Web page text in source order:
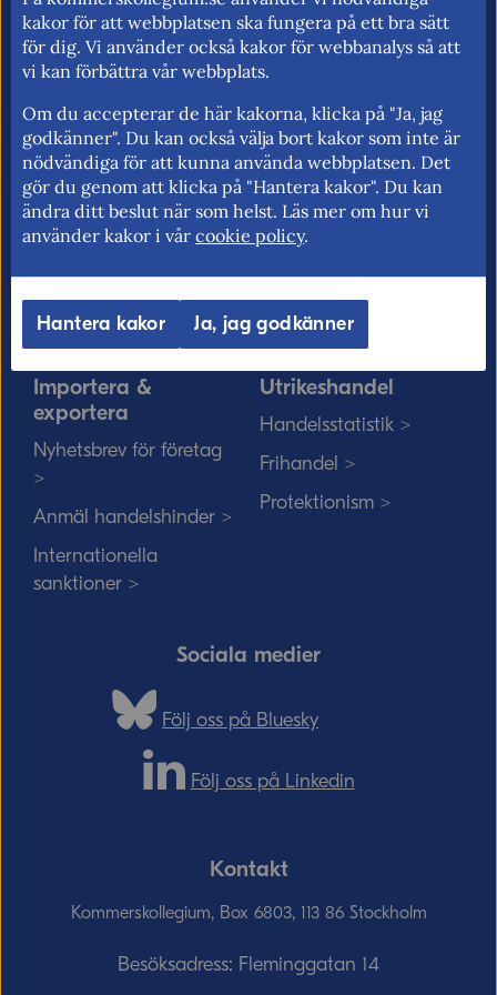
för fri rörlighet på EU:s inre marknad.
Kommerskollegium
Jobba hos oss >
Sök medarbetare >
Vårt uppdrag på
minoritetsspråk och
teckenspråk >
EU-rätten
Utan personnummer i
Sverige >
Solvit löser problem i EU
Myndigheter, kommuner
och EU-rätten >
Importera &
exportera
Nyhetsbrev för företag
>
Anmäl handelshinder >
Internationella
sanktioner >
Utrikeshandel
Handelsstatistik >
Frihandel >
Protektionism >
Sociala medier
Följ oss på Bluesky
Följ oss på Linkedin
Kontakt
Kommerskollegium, Box 6803, 113 86 Stockholm
Besöksadress: Fleminggatan 14
kakor för att webbplatsen ska fungera på ett bra sätt
för dig. Vi använder också kakor för webbanalys så att
vi kan förbättra vår webbplats.
Om du accepterar de här kakorna, klicka på "Ja, jag
godkänner". Du kan också välja bort kakor som inte är
nödvändiga för att kunna använda webbplatsen. Det
gör du genom att klicka på "Hantera kakor". Du kan
ändra ditt beslut när som helst. Läs mer om hur vi
använder kakor i vår cookie policy.
Hantera kakor Ja, jag godkänner